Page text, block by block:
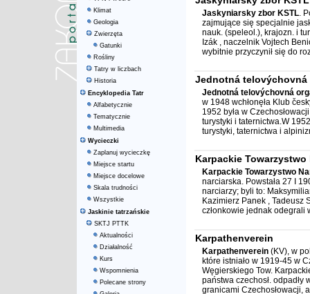
Klimat
Geologia
Zwierzęta
Gatunki
Rośliny
Tatry w liczbach
Historia
Encyklopedia Tatr
Alfabetycznie
Tematycznie
Multimedia
Wycieczki
Zaplanuj wycieczkę
Miejsce startu
Miejsce docelowe
Skala trudności
Wszystkie
Jaskinie tatrzańskie
SKTJ PTTK
Aktualności
Działalność
Kurs
Wspomnienia
Polecane strony
Jaskyniarsky zbor KSTL.
zajmujące się specjalnie
nauk. (speleol.), krajozn. i
Izák , naczelnik Vojtech
wybitnie przyczynił się do
Jednotná telovýchovná
Jednotná telovýchovná
w 1948 wchłonęła Klub
1952 była w
turystyki i taternictwa.W
turystyki, taternictwa i
Karpackie Towarzystwo
Karpackie Towarzystwo
narciarska. Powstała 27 I
narciarzy; byli to:
Kazimierz Panek , Tadeusz
członkowie jednak odegrali
Karpathenverein
Karpathenverein (KV), w
które istniało w 1919-45 w
Węgierskiego Tow.
państwa czechosł.
granicami Czechosłowacji,